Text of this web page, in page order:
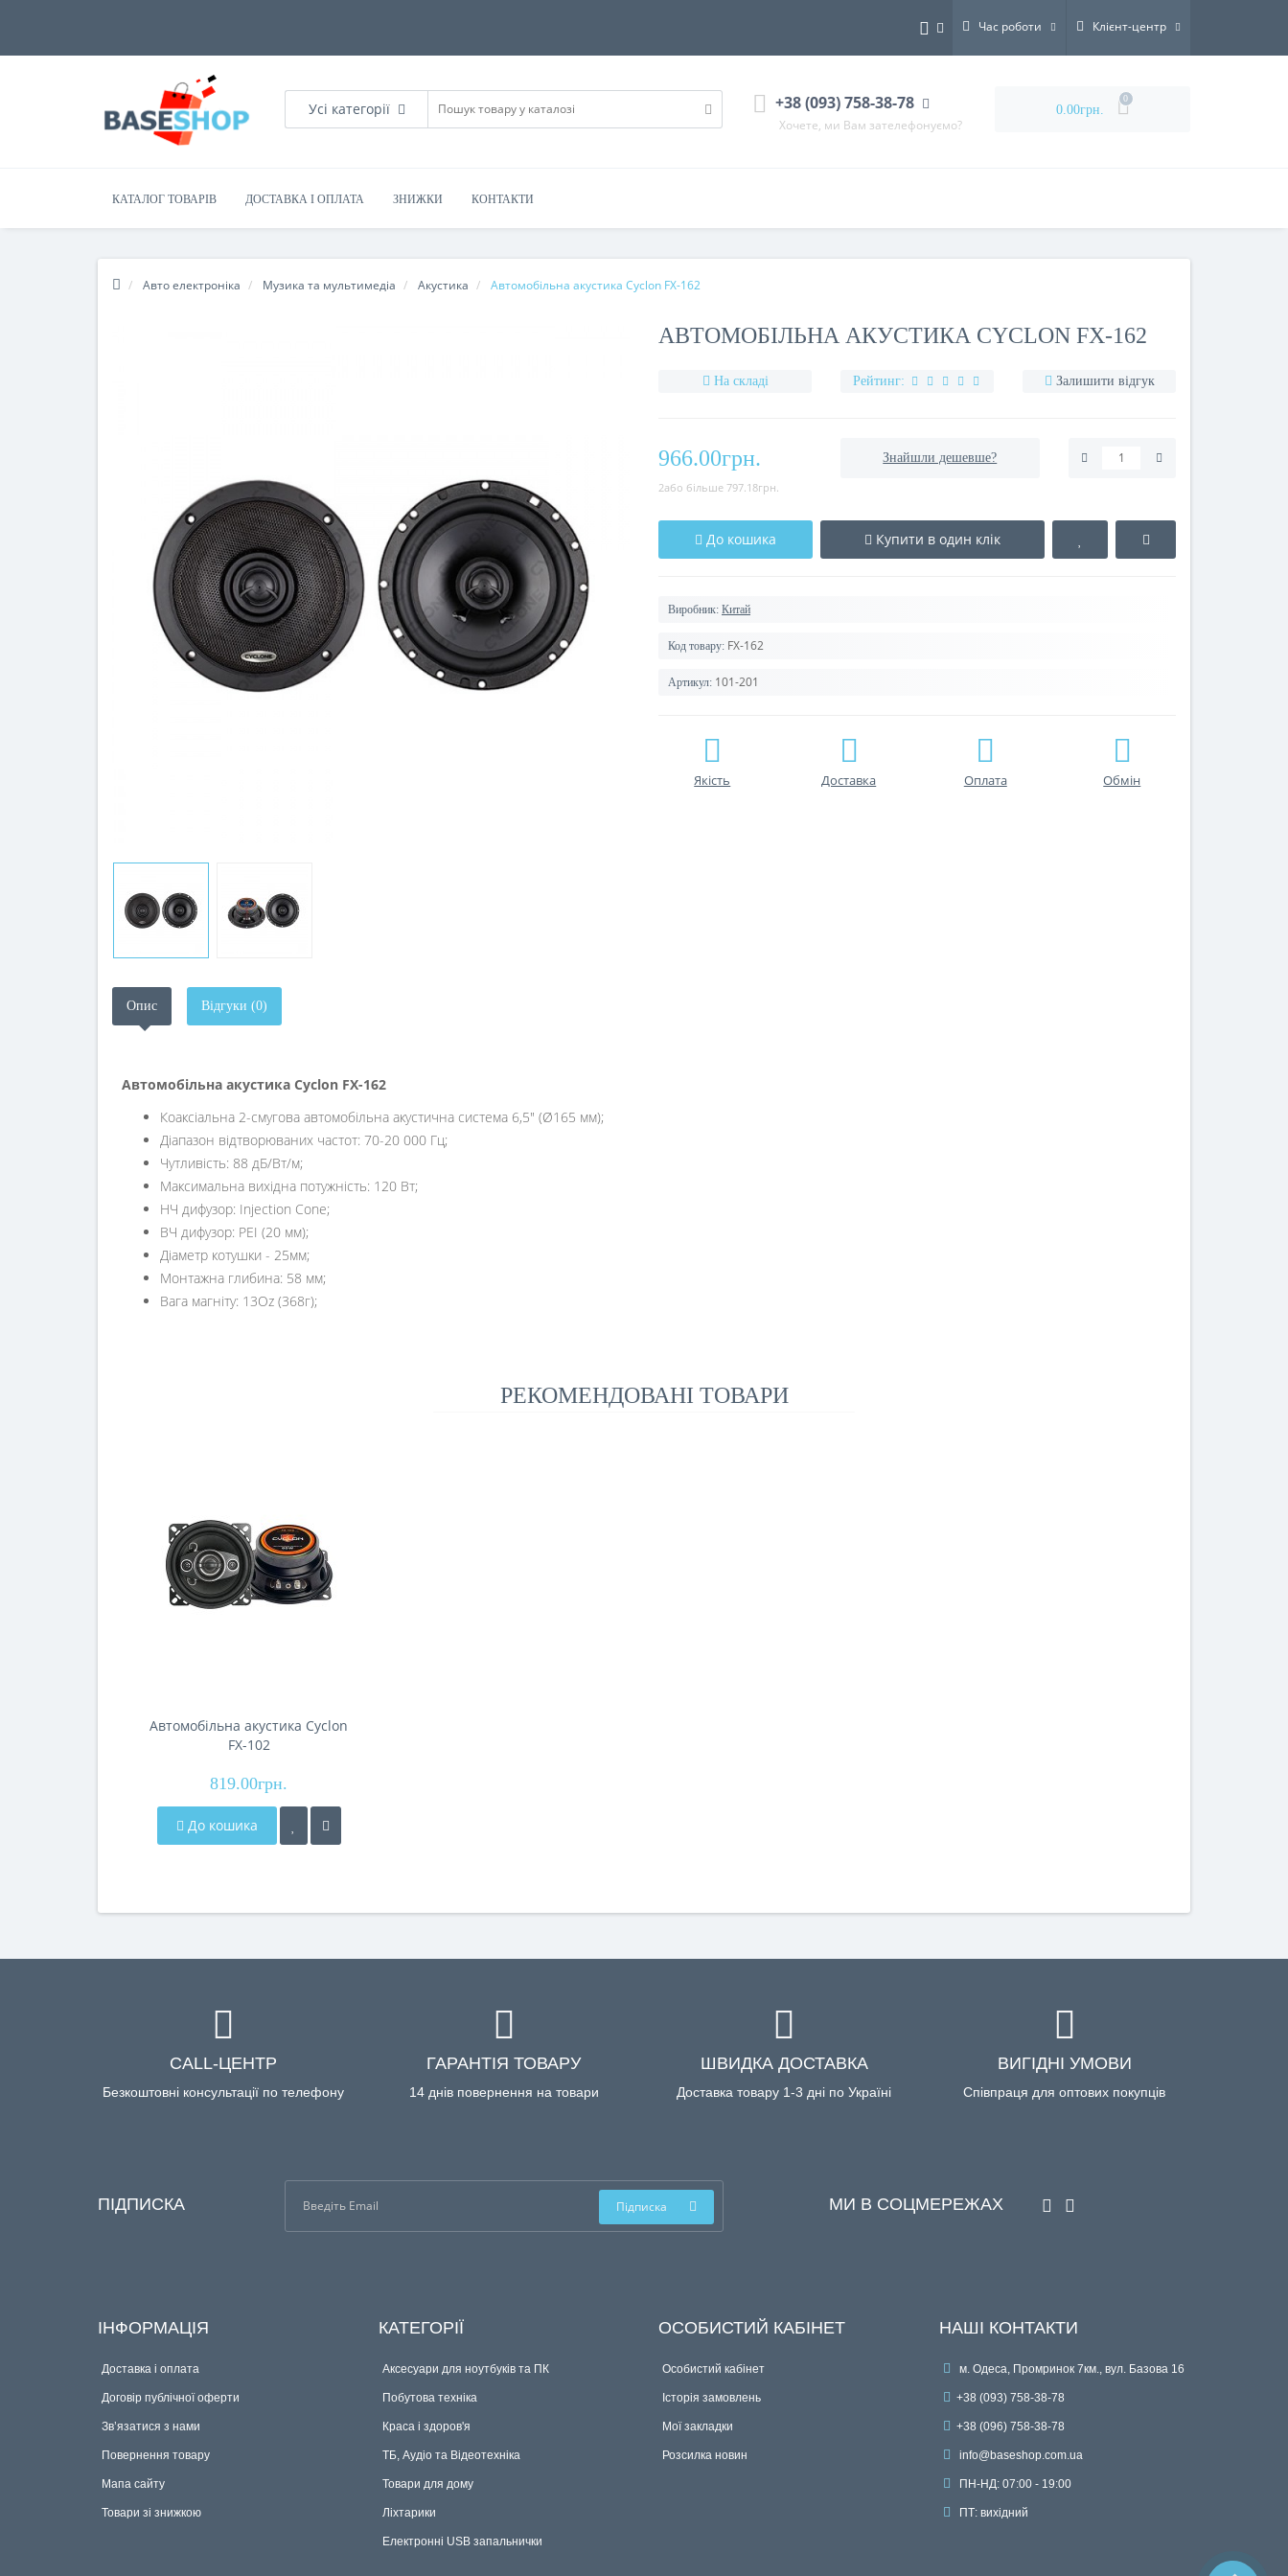
Час роботи Клієнт-центр
Усі категорії +38 (093) 758-38-78
Хочете, ми Вам зателефонуємо?
0.00грн.
0
КАТАЛОГ ТОВАРІВ ДОСТАВКА І ОПЛАТА ЗНИЖКИ КОНТАКТИ
Авто електроніка Музика та мультимедіа Акустика Автомобільна акустика Cyclon FX-162
АВТОМОБІЛЬНА АКУСТИКА CYCLON FX-162
На складі Рейтинг: Залишити відгук
966.00грн.
2або більше 797.18грн.
Знайшли дешевше?
До кошика Купити в один клік
Виробник: Китай
Код товару: FX-162
Артикул: 101-201
Якість Доставка Оплата Обмін
Опис Відгуки (0)
Автомобільна акустика Cyclon FX-162
Коаксіальна 2-смугова автомобільна акустична система 6,5" (Ø165 мм);
Діапазон відтворюваних частот: 70-20 000 Гц;
Чутливість: 88 дБ/Вт/м;
Максимальна вихідна потужність: 120 Вт;
НЧ дифузор: Injection Cone;
ВЧ дифузор: PEI (20 мм);
Діаметр котушки - 25мм;
Монтажна глибина: 58 мм;
Вага магніту: 13Oz (368г);
РЕКОМЕНДОВАНІ ТОВАРИ
Автомобільна акустика Cyclon
FX-102
819.00грн.
До кошика
CALL-ЦЕНТР
Безкоштовні консультації по телефону
ГАРАНТІЯ ТОВАРУ
14 днів повернення на товари
ШВИДКА ДОСТАВКА
Доставка товару 1-3 дні по Україні
ВИГІДНІ УМОВИ
Співпраця для оптових покупців
ПІДПИСКА Підписка МИ В СОЦМЕРЕЖАХ
ІНФОРМАЦІЯ
Доставка і оплата
Договір публічної оферти
Зв’язатися з нами
Повернення товару
Мапа сайту
Товари зі знижкою
КАТЕГОРІЇ
Аксесуари для ноутбуків та ПК
Побутова техніка
Краса і здоров'я
ТБ, Аудіо та Відеотехніка
Товари для дому
Ліхтарики
Електронні USB запальнички
ОСОБИСТИЙ КАБІНЕТ
Особистий кабінет
Історія замовлень
Мої закладки
Розсилка новин
НАШІ КОНТАКТИ
м. Одеса, Промринок 7км., вул. Базова 16
+38 (093) 758-38-78
+38 (096) 758-38-78
info@baseshop.com.ua
ПН-НД: 07:00 - 19:00
ПТ: вихідний